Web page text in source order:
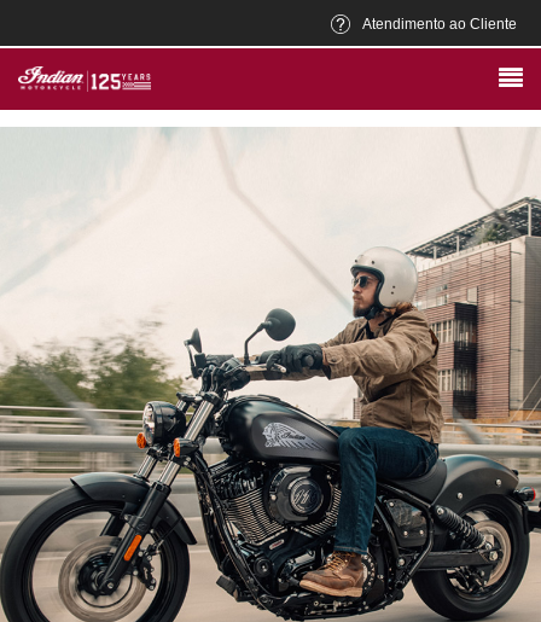
Atendimento ao Cliente